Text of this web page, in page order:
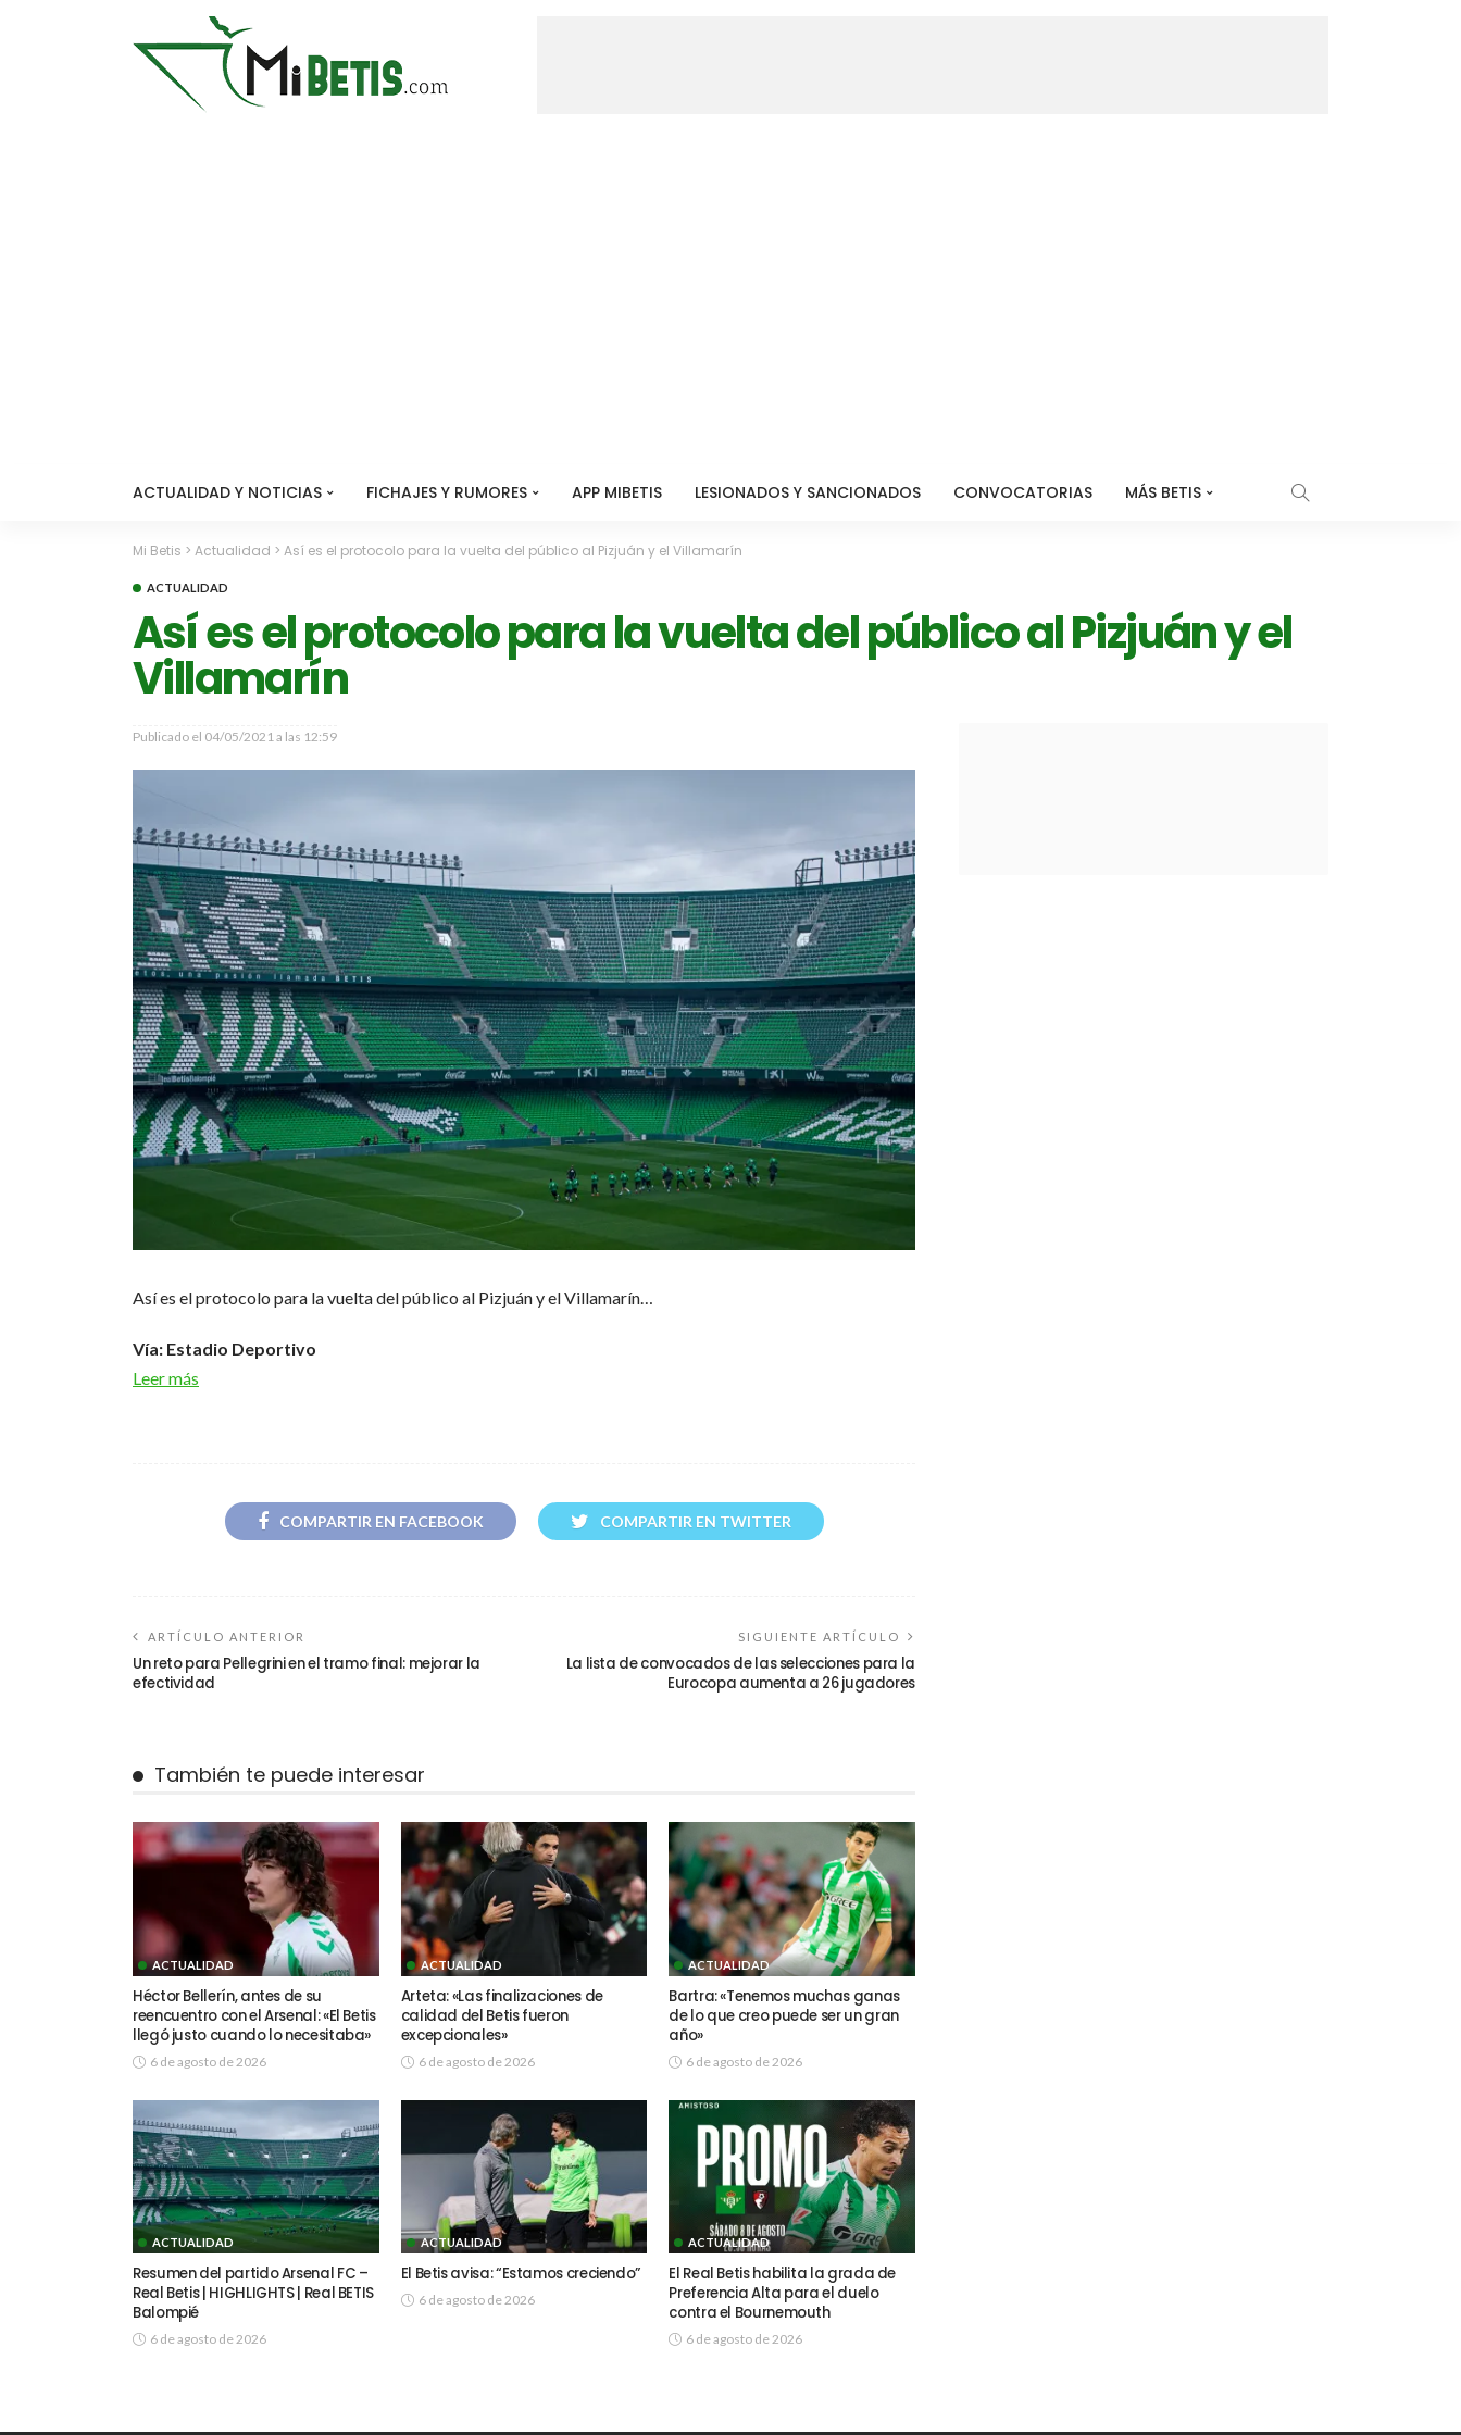
ACTUALIDAD Y NOTICIAS FICHAJES Y RUMORES APP MIBETIS LESIONADOS Y SANCIONADOS CONVOCATORIAS MÁS BETIS
Mi Betis > Actualidad > Así es el protocolo para la vuelta del público al Pizjuán y el Villamarín
ACTUALIDAD
Así es el protocolo para la vuelta del público al Pizjuán y el
Villamarín
Publicado el 04/05/2021 a las 12:59
Así es el protocolo para la vuelta del público al Pizjuán y el Villamarín…
Vía: Estadio Deportivo
Leer más
COMPARTIR EN FACEBOOK COMPARTIR EN TWITTER
ARTÍCULO ANTERIOR
Un reto para Pellegrini en el tramo final: mejorar la
efectividad
SIGUIENTE ARTÍCULO
La lista de convocados de las selecciones para la
Eurocopa aumenta a 26 jugadores
También te puede interesar
ACTUALIDAD
Héctor Bellerín, antes de su
reencuentro con el Arsenal: «El Betis
llegó justo cuando lo necesitaba»
6 de agosto de 2026
ACTUALIDAD
Arteta: «Las finalizaciones de
calidad del Betis fueron
excepcionales»
6 de agosto de 2026
ACTUALIDAD
Bartra: «Tenemos muchas ganas
de lo que creo puede ser un gran
año»
6 de agosto de 2026
ACTUALIDAD
Resumen del partido Arsenal FC –
Real Betis | HIGHLIGHTS | Real BETIS
Balompié
6 de agosto de 2026
ACTUALIDAD
El Betis avisa: “Estamos creciendo”
6 de agosto de 2026
ACTUALIDAD
El Real Betis habilita la grada de
Preferencia Alta para el duelo
contra el Bournemouth
6 de agosto de 2026